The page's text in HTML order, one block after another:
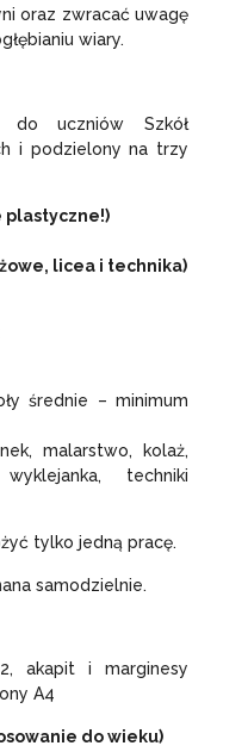
oraz zwracać uwagę
wiary.
do uczniów Szkół
i podzielony na trzy
plastyczne!)
licea i technika)
średnie – minimum
malarstwo, kolaż,
techniki
tylko jedną pracę.
samodzielnie.
akapit i marginesy
A4
do wieku)